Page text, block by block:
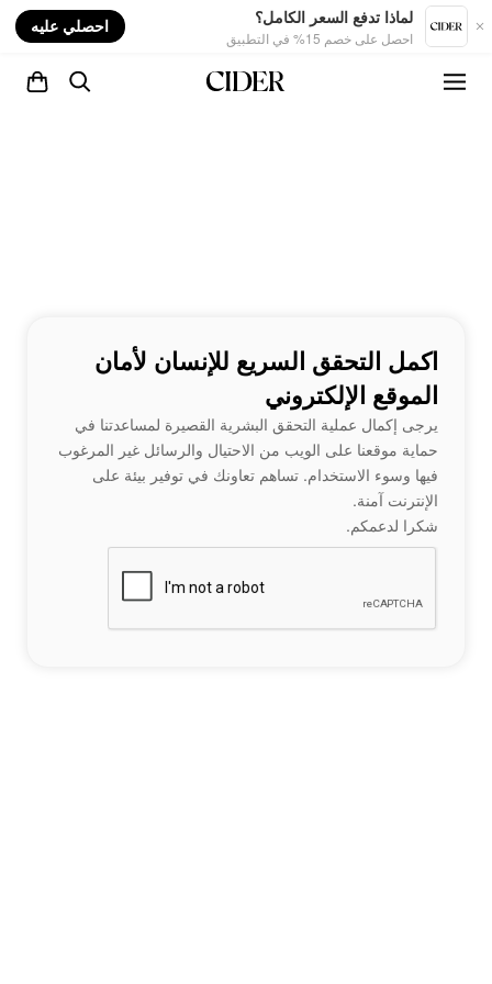
لماذا تدفع السعر الكامل؟
احصل على خصم 15% في التطبيق
احصلي عليه
اكمل التحقق السريع للإنسان لأمان
الموقع الإلكتروني
يرجى إكمال عملية التحقق البشرية القصيرة لمساعدتنا في
حماية موقعنا على الويب من الاحتيال والرسائل غير المرغوب
فيها وسوء الاستخدام. تساهم تعاونك في توفير بيئة على
الإنترنت آمنة.
شكرا لدعمكم.